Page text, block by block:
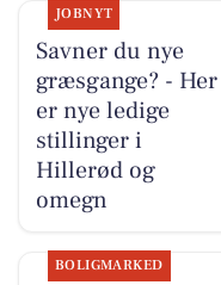
JOBNYT
Savner du nye
græsgange? - Her
er nye ledige
stillinger i
Hillerød og
omegn
BOLIGMARKED